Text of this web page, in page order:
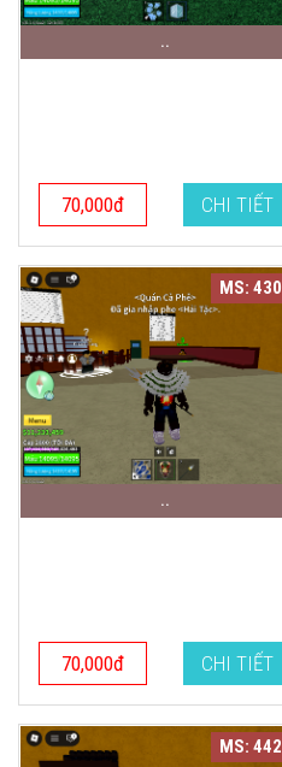
..
70,000đ CHI TIẾT
MS:
..
70,000đ CHI TIẾT
MS: